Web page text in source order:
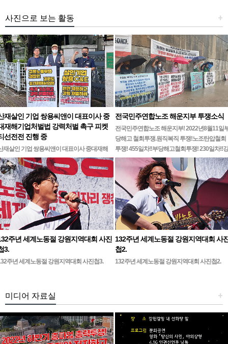
+
사진으로 보는 활동
재살인 기업 쌍용씨앤이 대표이사 중
재해기업처벌법 강력처벌 촉구 피켓
선전전 진행 중
재살인 기업 쌍용씨앤이 대표이사 중대재해
업처벌법 강력처벌 촉구민주노총 강원지역본
무기한 피켓시위 14일차고용노동부 강원지
앞 1인시위 진…
전국민주연합노조 해운지부 투쟁소식
전국민주연합노조 해운지부! 2022년8월11일
당해고 철회투쟁.원직복직 투쟁!노조탄압철회
투쟁! 455일차!!부당해고철회투쟁! 230일차!!강
릉ㆍ…
주년 세계노동절 강원지역대회 사진
3.
주년 세계노동절 강원지역대회 사진첩3.
132주년 세계노동절 강원지역대회 사
첩2.
132주년 세계노동절 강원지역대회 사진첩2.
+
미디어 자료실